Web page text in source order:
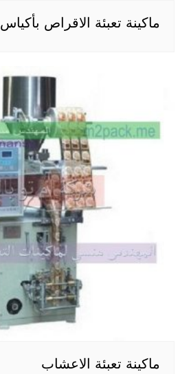
ماكينة تعبئة الاقراص بأكياس
ماكينة تعبئة الاعشاب